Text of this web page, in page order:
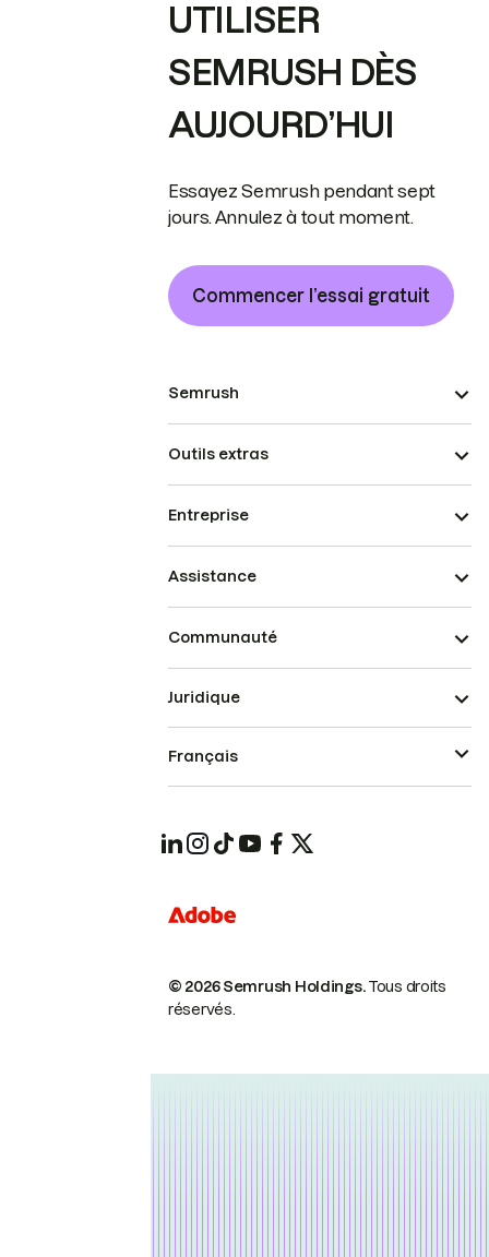
UTILISER
SEMRUSH DÈS
AUJOURD’HUI
Essayez Semrush pendant sept
jours. Annulez à tout moment.
Commencer l’essai gratuit
Semrush
Outils extras
Entreprise
Assistance
Communauté
© 2026 Semrush Holdings.Tous droits
réservés.
Juridique
Français